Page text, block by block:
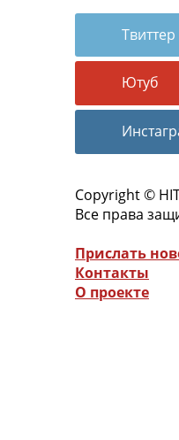
Твиттер
Ютуб
Copyright ©
Все права
Прислать
Контакты
О проекте